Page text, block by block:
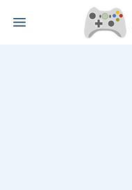
Open main menu